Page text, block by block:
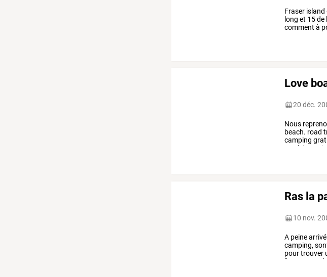
Fraser island
long et 15de
comment à
Love
20 déc.
Nous
beach. road
camping
pleine nuit
Ras la
10 nov.
A peine
camping,
pourtrouver
l'europe.